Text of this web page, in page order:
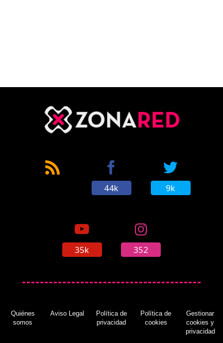
44k 9k
35k 352
Quiénes
somos
Aviso Legal
Política de
privacidad
Política de
cookies
Gestionar
cookies y
privacidad